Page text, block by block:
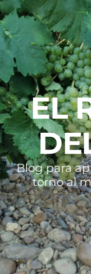
EL
Blog para
torno al